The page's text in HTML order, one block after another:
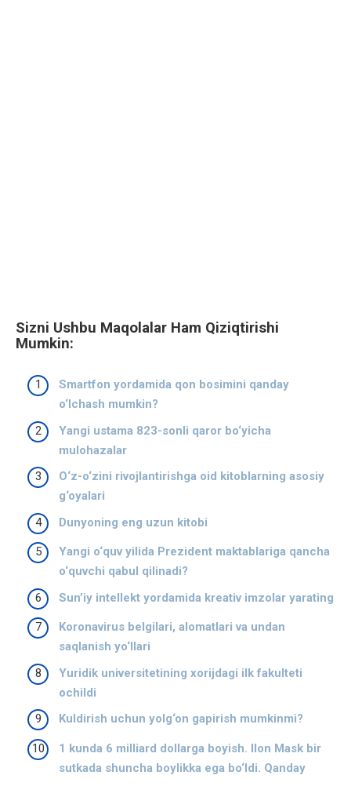
Sizni Ushbu Maqolalar Ham Qiziqtirishi
Mumkin:
Smartfon yordamida qon bosimini qanday
o‘lchash mumkin?
Yangi ustama 823-sonli qaror bo‘yicha
mulohazalar
O‘z-o‘zini rivojlantirishga oid kitoblarning asosiy
g‘oyalari
Dunyoning eng uzun kitobi
Yangi o‘quv yilida Prezident maktablariga qancha
o‘quvchi qabul qilinadi?
Sun’iy intellekt yordamida kreativ imzolar yarating
Koronavirus belgilari, alomatlari va undan
saqlanish yo‘llari
Yuridik universitetining xorijdagi ilk fakulteti
ochildi
Kuldirish uchun yolg‘on gapirish mumkinmi?
1 kunda 6 milliard dollarga boyish. Ilon Mask bir
sutkada shuncha boylikka ega bo‘ldi. Qanday